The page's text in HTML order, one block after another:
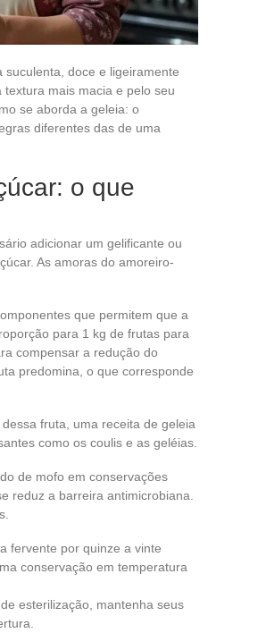
doce e ligeiramente
mais macia e pelo seu
se aborda a geleia: o
diferentes das de uma
o que
adicionar um gelificante ou
As amoras do amoreiro-
que permitem que a
para 1 kg de frutas para
compensar a redução do
predomina, o que corresponde
fruta, uma receita de geleia
como os coulis e as geléias.
de mofo em conservações
reduz a barreira antimicrobiana.
fervente por quinze a vinte
conservação em temperatura
esterilização, mantenha seus